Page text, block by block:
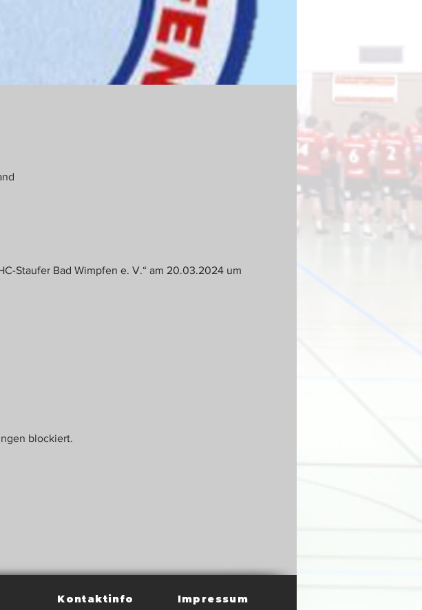
Staufer Bad Wimpfen e. V.“ am 20.03.2024 um
blockiert.
Kontaktinfo Impressum